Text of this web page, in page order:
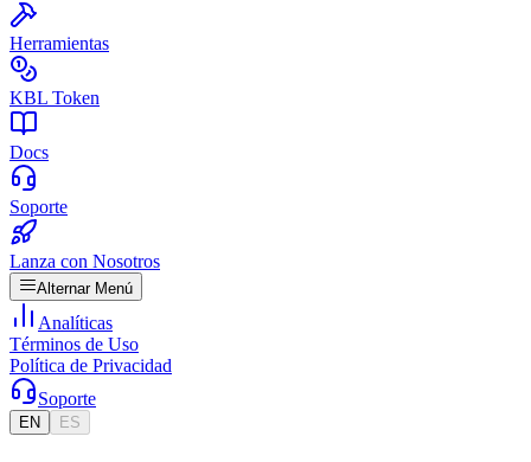
Herramientas
KBL Token
Docs
Soporte
Lanza con Nosotros
Alternar Menú
Analíticas
Términos de Uso
Política de Privacidad
Soporte
EN ES